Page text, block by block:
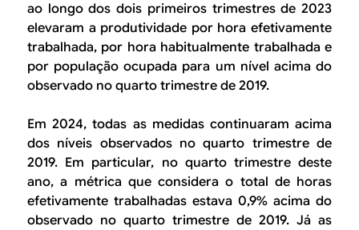
ao longo dos dois primeiros trimestres de 2023
elevaram a produtividade por hora efetivamente
trabalhada, por hora habitualmente trabalhada e
por população ocupada para um nível acima do
observado no quarto trimestre de 2019.
Em 2024, todas as medidas continuaram acima
dos níveis observados no quarto trimestre de
2019. Em particular, no quarto trimestre deste
ano, a métrica que considera o total de horas
efetivamente trabalhadas estava 0,9% acima do
observado no quarto trimestre de 2019. Já as